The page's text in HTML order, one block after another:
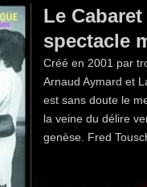
Le
spectacle
Créé en 2001 par
Arnaud Aymard et
est sans doute le
la veine du délire
genèse. Fred